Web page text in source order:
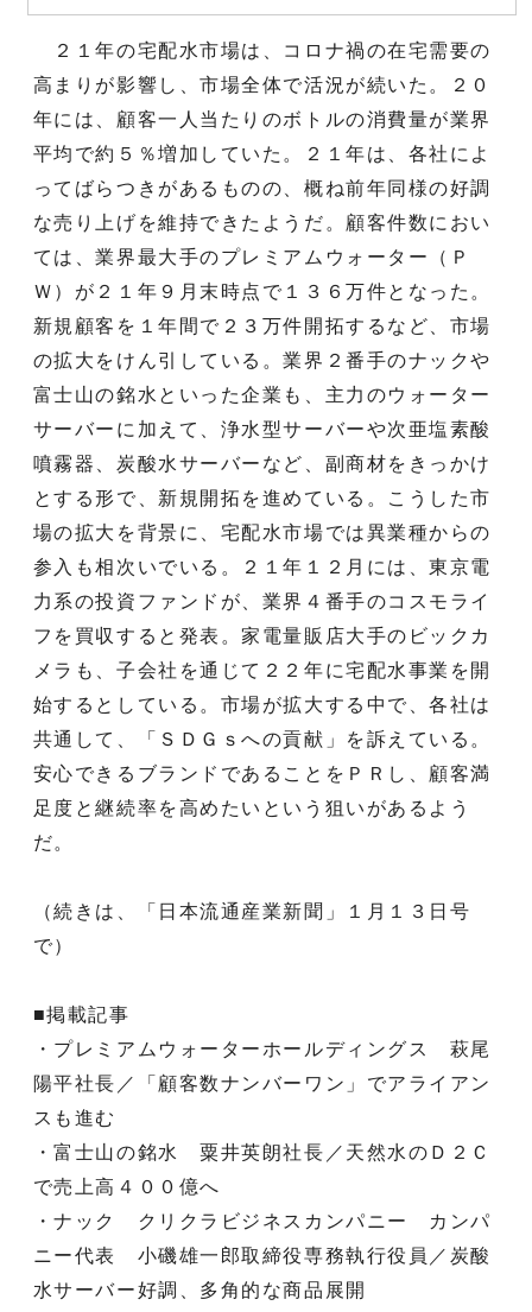
２１年の宅配水市場は、コロナ禍の在宅需要の
高まりが影響し、市場全体で活況が続いた。２０
年には、顧客一人当たりのボトルの消費量が業界
平均で約５％増加していた。２１年は、各社によ
ってばらつきがあるものの、概ね前年同様の好調
な売り上げを維持できたようだ。顧客件数におい
ては、業界最大手のプレミアムウォーター（Ｐ
Ｗ）が２１年９月末時点で１３６万件となった。
新規顧客を１年間で２３万件開拓するなど、市場
の拡大をけん引している。業界２番手のナックや
富士山の銘水といった企業も、主力のウォーター
サーバーに加えて、浄水型サーバーや次亜塩素酸
噴霧器、炭酸水サーバーなど、副商材をきっかけ
とする形で、新規開拓を進めている。こうした市
場の拡大を背景に、宅配水市場では異業種からの
参入も相次いでいる。２１年１２月には、東京電
力系の投資ファンドが、業界４番手のコスモライ
フを買収すると発表。家電量販店大手のビックカ
メラも、子会社を通じて２２年に宅配水事業を開
始するとしている。市場が拡大する中で、各社は
共通して、「ＳＤＧｓへの貢献」を訴えている。
安心できるブランドであることをＰＲし、顧客満
足度と継続率を高めたいという狙いがあるよう
だ。
（続きは、「日本流通産業新聞」１月１３日号
で）
■掲載記事
・プレミアムウォーターホールディングス 萩尾
陽平社長／「顧客数ナンバーワン」でアライアン
スも進む
・富士山の銘水 粟井英朗社長／天然水のＤ２Ｃ
で売上高４００億へ
・ナック クリクラビジネスカンパニー カンパ
ニー代表 小磯雄一郎取締役専務執行役員／炭酸
水サーバー好調、多角的な商品展開